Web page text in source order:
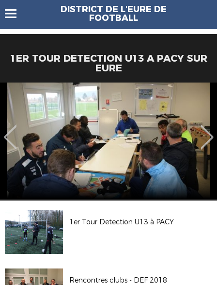
DISTRICT DE L'EURE DE
FOOTBALL
1ER TOUR DETECTION U13 A PACY SUR
EURE
1er Tour Detection U13 à PACY
Rencontres clubs - DEF 2018